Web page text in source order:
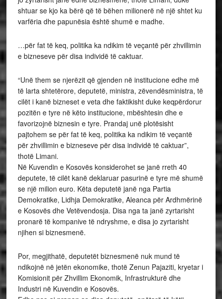
shtuar se kjo ka bërë që të bëhen milionerë në një shtet ku
varfëria dhe papunësia është shumë e madhe.
…për fat të keq, politika ka ndikim të veçantë për zhvillimin
e bizneseve për disa individë të caktuar.
“Unë them se njerëzit që gjenden në institucione edhe më
të larta shtetërore, deputetë, ministra, zëvendësministra, të
cilët i kanë bizneset e veta dhe faktikisht duke keqpërdorur
pozitën e tyre në këto institucione, mbështesin dhe e
favorizojnë biznesin e tyre. Prandaj unë plotësisht
pajtohem se për fat të keq, politika ka ndikim të veçantë
për zhvillimin e bizneseve për disa individë të caktuar”,
thotë Limani.
Në Kuvendin e Kosovës konsiderohet se janë rreth 40
deputete, të cilët kanë deklaruar pasurinë e tyre më shumë
se një milion euro. Këta deputetë janë nga Partia
Demokratike, Lidhja Demokratike, Aleanca për Ardhmërinë
e Kosovës dhe Vetëvendosja. Disa nga ta janë zyrtarisht
pronarë të kompanive të ndryshme, e disa jo zyrtarisht
njihen si biznesmenë.
Por, megjithatë, deputetët biznesmenë nuk mund të
ndikojnë në jetën ekonomike, thotë Zenun Pajaziti, kryetar i
Komisionit për Zhvillim Ekonomik, Infrastrukturë dhe
Industri në Kuvendin e Kosovës.